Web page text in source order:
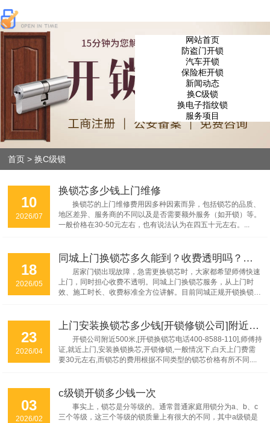
网站首页
防盗门开锁
汽车开锁
保险柜开锁
新闻动态
换C级锁
换电子指纹锁
服务项目
首页> 换C级锁
10
2026/07
换锁芯多少钱上门维修
换锁芯的上门维修费用因多种因素而异，包括锁芯的品质、
地区差异、服务商的不同以及是否需要额外服务（如开锁）等。
一般价格在30-50元左右，也有说法认为在四五十元左右。...
18
2026/05
同城上门换锁芯多久能到？收费透明吗？真实测评
居家门锁出现故障，急需更换锁芯时，大家都希望师傅快速
上门，同时担心收费不透明。同城上门换锁芯服务，从上门时
效、施工时长、收费标准全方位讲解。目前同城正规开锁换锁门
会适当延长。师傅到达现场之后，更换锁芯施工流程简单，无损
拆装仅需要 15-30 分钟就能全部完工，不会破坏防盗门原有结
构。...
23
2026/04
上门安装换锁芯多少钱[开锁修锁公司]附近500米
开锁公司附近500米,[开锁换锁芯电话400-8588-110],师傅持
证,就近上门,安装换锁换芯,开锁修锁,一般情况下,白天上门费需
要30元左右,而锁芯的费用根据不同类型的锁芯价格有所不同....
03
2026/02
c级锁开锁多少钱一次
事实上，锁芯是分等级的。通常普通家庭用锁分为a、b、c
三个等级，这三个等级的锁质量上有很大的不同，其中a级锁是